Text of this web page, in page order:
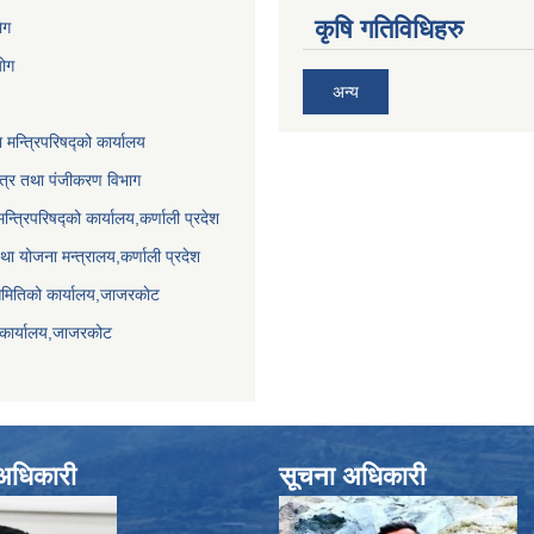
कार्यालय
तथा पंजीकरण विभाग
कार्यालय,कर्णाली प्रदेश
योजना मन्त्रालय,कर्णाली प्रदेश
कार्यालय,जाजरकाेट
कृषि गतिविधिहरु
अन्य
सूचना अधिकारी